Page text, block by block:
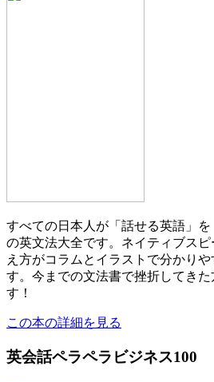
すべての日本人が「話せる英語」
の英文法大全です。ネイティブス
え方がコラムとイラストで分かり
す。今までの文法書で挫折してき
す！
この本の詳細を見る
英会話ペラペラビジネス100